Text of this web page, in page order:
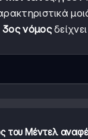
3ος νόμος
του Μέντελ